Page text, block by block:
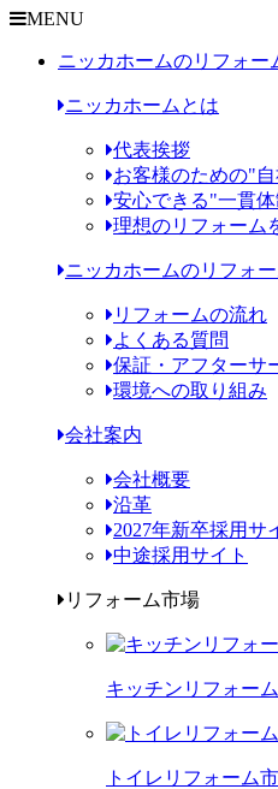
MENU
ニッカホームのリフォー
ニッカホームとは
代表挨拶
お客様のための"
安心できる"一貫
理想のリフォーム
ニッカホームのリフォ
リフォームの流れ
よくある質問
保証・アフターサ
環境への取り組み
会社案内
会社概要
沿革
2027年新卒採用サ
中途採用サイト
リフォーム市場
キッチンリフォー
トイレリフォーム